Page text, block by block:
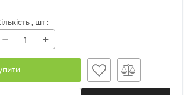
, шт :
− +